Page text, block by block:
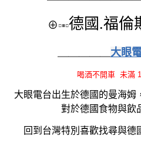
⊕▫▪▫德國.福倫
大眼
喝酒不開車 未滿
大眼電台出生於德國的曼海姆
對於德國食物與飲
回到台灣特別喜歡找尋與德